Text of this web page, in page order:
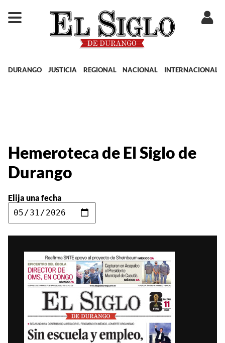
DURANGO JUSTICIA REGIONAL NACIONAL INTERNACIONAL
Hemeroteca de El Siglo de
Durango
Elija una fecha